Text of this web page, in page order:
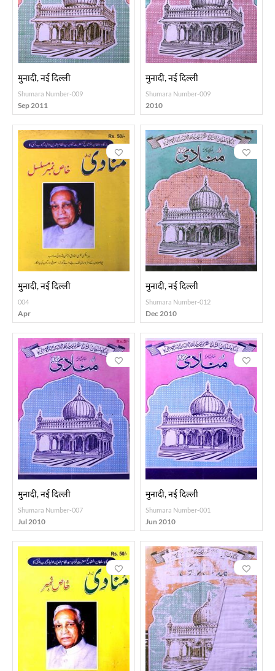
मुनादी, नई दिल्ली
Shumara Number-009
Sep 2011
मुनादी, नई दिल्ली
Shumara Number-009
2010
मुनादी, नई दिल्ली
004
Apr
मुनादी, नई दिल्ली
Shumara Number-012
Dec 2010
मुनादी, नई दिल्ली
Shumara Number-007
Jul 2010
मुनादी, नई दिल्ली
Shumara Number-001
Jun 2010